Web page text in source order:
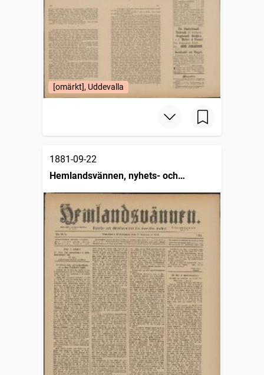
[omärkt], Uddevalla
1881-09-22
Hemlandsvännen, nyhets- och
missionsblad för svenska folket